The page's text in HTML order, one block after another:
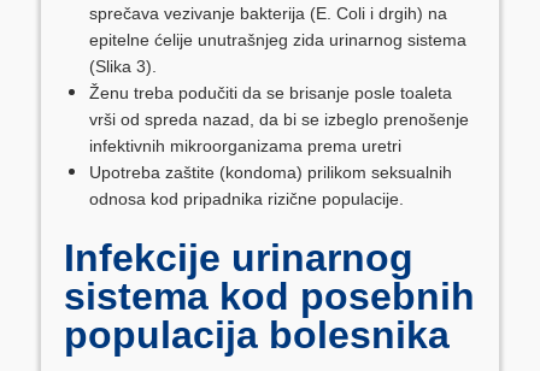
sprečava vezivanje bakterija (E. Coli i drgih) na
epitelne ćelije unutrašnjeg zida urinarnog sistema
(Slika 3).
Ženu treba podučiti da se brisanje posle toaleta
vrši od spreda nazad, da bi se izbeglo prenošenje
infektivnih mikroorganizama prema uretri
Upotreba zaštite (kondoma) prilikom seksualnih
odnosa kod pripadnika rizične populacije.
Infekcije urinarnog
sistema kod posebnih
populacija bolesnika